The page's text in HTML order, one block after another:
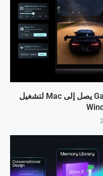
بعد هيمنته على أندرويد: GameHub يصل إلى Mac لتشغيل